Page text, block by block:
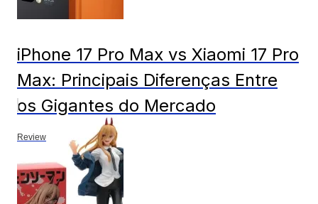
iPhone 17 Pro Max vs Xiaomi 17 Pro
Max: Principais Diferenças Entre
os Gigantes do Mercado
Review